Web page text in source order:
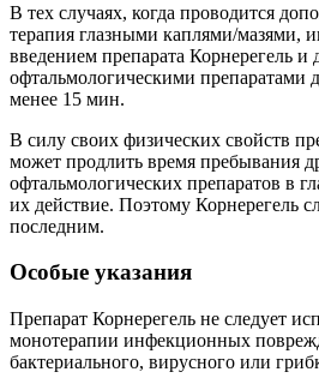
В тех случаях, когда проводится
терапия глазными каплями/мазями,
введением препарата Корнерегель и
офтальмологическими препаратами
менее 15 мин.
В силу своих физических свойств
может продлить время пребывания
офтальмологических препаратов в
их действие. Поэтому Корнерегель
последним.
Особые указания
Препарат Корнерегель не следует
монотерапии инфекционных
бактериального, вирусного или